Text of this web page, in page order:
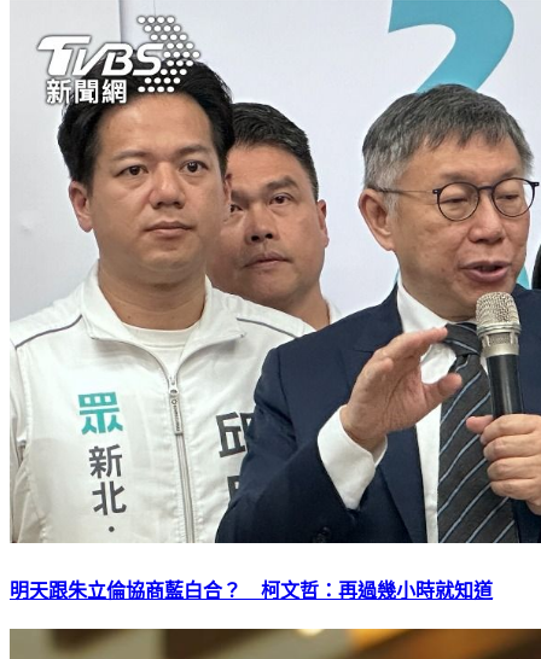
明天跟朱立倫協商藍白合？ 柯文哲：再過幾小時就知道